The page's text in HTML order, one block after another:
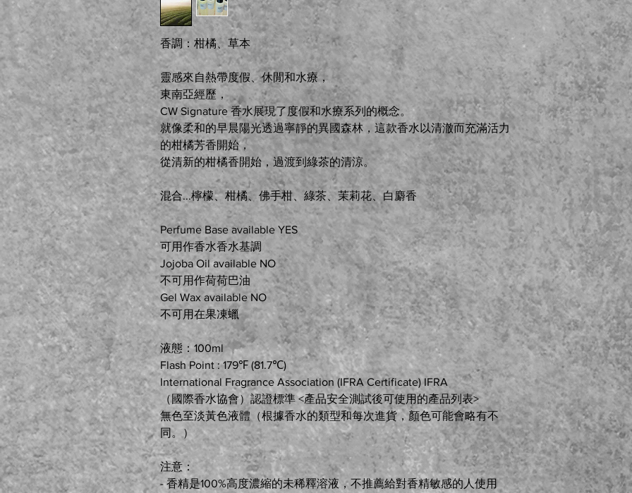
香調：柑橘、草本
靈感來自熱帶度假、休閒和水療，
東南亞經歷，
CW Signature 香水展現了度假和水療系列的概念。
就像柔和的早晨陽光透過寧靜的異國森林，這款香水以清澈而充滿活力
的柑橘芳香開始，
從清新的柑橘香開始，過渡到綠茶的清涼。
混合...檸檬、柑橘、佛手柑、綠茶、茉莉花、白麝香
Perfume Base available YES
可用作香水香水基調
Jojoba Oil available NO
不可用作荷荷巴油
Gel Wax available NO
不可用在果凍蠟
液態：100ml
Flash Point : 179℉ (81.7℃)
International Fragrance Association (IFRA Certificate) IFRA
（國際香水協會）認證標準 <產品安全測試後可使用的產品列表>
無色至淡黃色液體（根據香水的類型和每次進貨，顏色可能會略有不
同。）
注意：
- 香精是100%高度濃縮的未稀釋溶液，不推薦給對香精敏感的人使用